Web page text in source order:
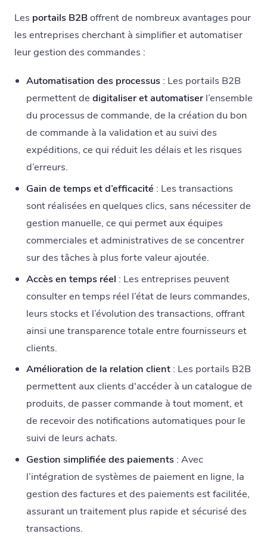
Les portails B2Boffrent de nombreux avantages pour
les entreprises cherchant à simplifier et automatiser
leur gestion des commandes :
Automatisation des processus: Les portails B2B
permettent de digitaliser et automatiserl’ensemble
du processus de commande, de la création du bon
de commande à la validation et au suivi des
expéditions, ce qui réduit les délais et les risques
d’erreurs.
Gain de temps et d’efficacité : Les transactions
sont réalisées en quelques clics, sans nécessiter de
gestion manuelle, ce qui permet aux équipes
commerciales et administratives de se concentrer
sur des tâches à plus forte valeur ajoutée.
Accès en temps réel : Les entreprises peuvent
consulter en temps réel l’état de leurs commandes,
leurs stocks et l’évolution des transactions, offrant
ainsi une transparence totale entre fournisseurs et
clients.
Amélioration de la relation client: Les portails B2B
permettent aux clients d'accéder à un catalogue de
produits, de passer commande à tout moment, et
de recevoir des notifications automatiques pour le
suivi de leurs achats.
Gestion simplifiée des paiements: Avec
l’intégration de systèmes de paiement en ligne, la
gestion des factures et des paiements est facilitée,
assurant un traitement plus rapide et sécurisé des
transactions.